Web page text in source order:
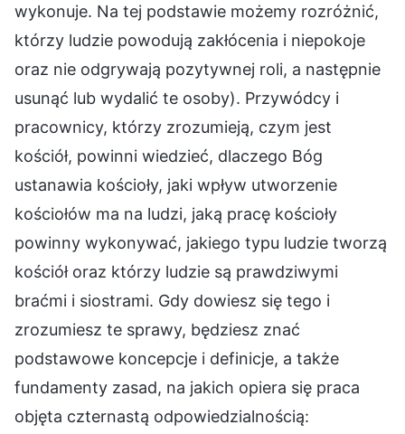
wykonuje. Na tej podstawie możemy rozróżnić,
którzy ludzie powodują zakłócenia i niepokoje
oraz nie odgrywają pozytywnej roli, a następnie
usunąć lub wydalić te osoby). Przywódcy i
pracownicy, którzy zrozumieją, czym jest
kościół, powinni wiedzieć, dlaczego Bóg
ustanawia kościoły, jaki wpływ utworzenie
kościołów ma na ludzi, jaką pracę kościoły
powinny wykonywać, jakiego typu ludzie tworzą
kościół oraz którzy ludzie są prawdziwymi
braćmi i siostrami. Gdy dowiesz się tego i
zrozumiesz te sprawy, będziesz znać
podstawowe koncepcje i definicje, a także
fundamenty zasad, na jakich opiera się praca
objęta czternastą odpowiedzialnością: